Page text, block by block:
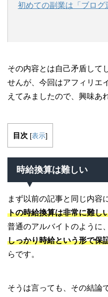
初めての副業は「ブロ
その内容とは自己矛盾して
せんが、今回はアフィリエ
えてみましたので、興味あ
目次 [表示]
時給換算は難しい
まず以前の記事と同じ内容
トの時給換算は非常に難し
普通のアルバイトのように
しっかり時給という形で保
らです。
そうは言っても、その結論